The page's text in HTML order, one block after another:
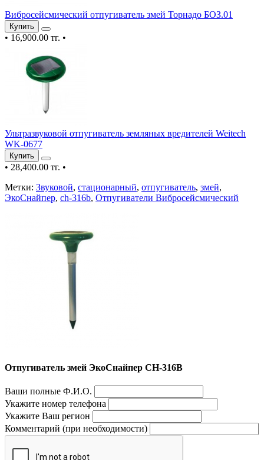
Вибросейсмический отпугиватель змей Торнадо БОЗ.01
Купить
• 16,900.00 тг. •
Ультразвуковой отпугиватель земляных вредителей Weitech
WK-0677
Купить
• 28,400.00 тг. •
Метки: Звуковой, стационарный, отпугиватель, змей,
ЭкоСнайпер, ch-316b, Отпугиватели Вибросейсмический
Отпугиватель змей ЭкоСнайпер CH-316B
Ваши полные Ф.И.О.
Укажите номер телефона
Укажите Ваш регион
Комментарий (при необходимости)